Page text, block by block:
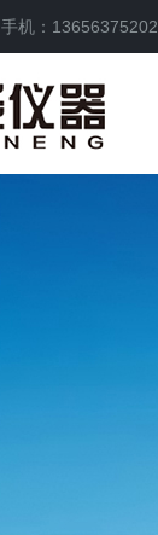
手机：13656375202